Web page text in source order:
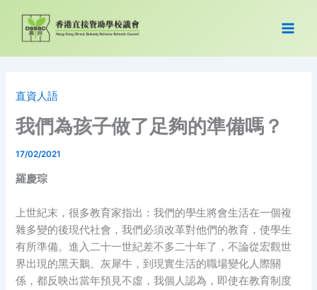
content
直資人語
我們為孩子做了足夠的準備嗎？
17/02/2021
羅慶琮
上世紀末，很多教育家指出：我們的學生將會生活在一個複
雜多變的後現代社會，我們必須改革對他們的教育，使學生
有所準備。進入二十一世紀差不多二十年了，不論從宏觀世
界出現的黑天鵝、灰犀牛，到現實生活的職場變化人際關
係，都反映出當年預見不虛，我個人認為，即使在教育制度